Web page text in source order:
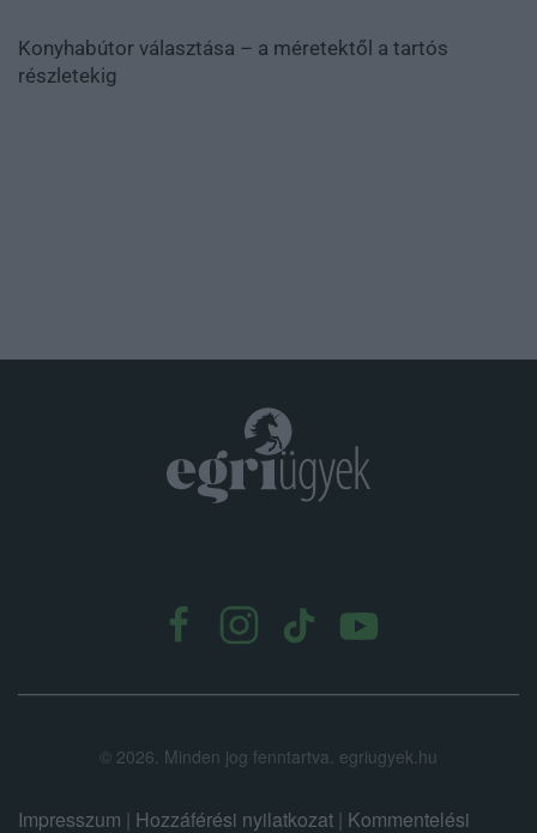
Konyhabútor választása – a méretektől a tartós
részletekig
© 2026. Minden jog fenntartva. egriugyek.hu
Impresszum | Hozzáférési nyilatkozat | Kommentelési